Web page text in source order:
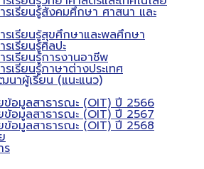
รเรียนรู้สังคมศึกษา ศาสนา และ
รเรียนรู้สุขศึกษาและพลศึกษา
เรียนรู้ศิลปะ
รเรียนรู้การงานอาชีพ
รเรียนรู้ภาษาต่างประเทศ
าผู้เรียน (แนะแนว)
ข้อมูลสาธารณะ (OIT) ปี 2566
ข้อมูลสาธารณะ (OIT) ปี 2567
ข้อมูลสาธารณะ (OIT) ปี 2568
ร